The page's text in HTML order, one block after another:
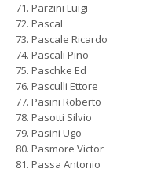
Parzini Luigi
Pascal
Pascale Ricardo
Pascali Pino
Paschke Ed
Pasculli Ettore
Pasini Roberto
Pasotti Silvio
Pasini Ugo
Pasmore Victor
Passa Antonio